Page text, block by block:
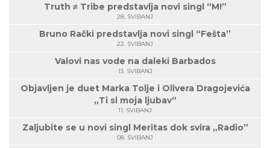
Truth ≠ Tribe predstavlja novi singl “M!”
28. SVIBANJ
Bruno Rački predstavlja novi singl “Fešta”
22. SVIBANJ
Valovi nas vode na daleki Barbados
13. SVIBANJ
Objavljen je duet Marka Tolje i Olivera Dragojevića
„Ti si moja ljubav“
11. SVIBANJ
Zaljubite se u novi singl Meritas dok svira „Radio”
08. SVIBANJ